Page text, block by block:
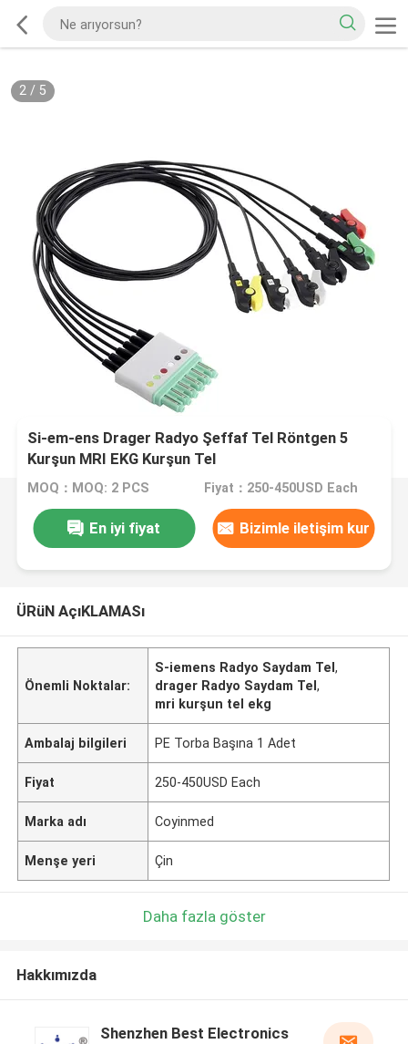
2/ 5
Si-em-ens Drager Radyo Şeffaf Tel Röntgen 5
Kurşun MRI EKG Kurşun Tel
MOQ：MOQ: 2 PCS Fiyat：250-450USD Each
En iyi fiyat Bizimle iletişim kur
ÜRüN AçıKLAMASı
Önemli Noktalar:
S-iemens Radyo Saydam Tel,
drager Radyo Saydam Tel,
mri kurşun tel ekg
Ambalaj bilgileri PE Torba Başına 1 Adet
Fiyat 250-450USD Each
Marka adı Coyinmed
Menşe yeri Çin
Daha fazla göster
Hakkımızda
Shenzhen Best Electronics